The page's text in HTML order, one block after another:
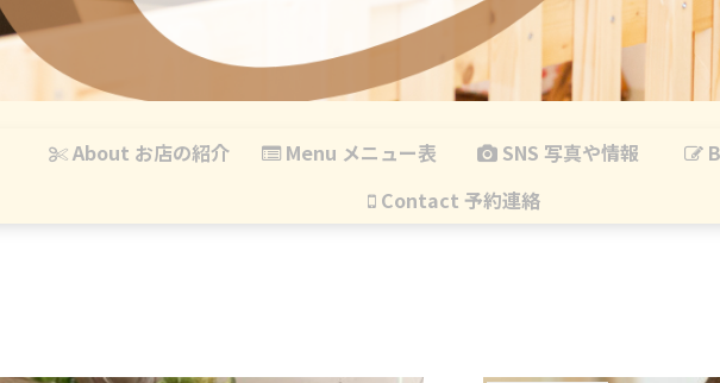
About お店の紹介 Menu メニュー表 SNS 写真や情報
Contact 予約連絡